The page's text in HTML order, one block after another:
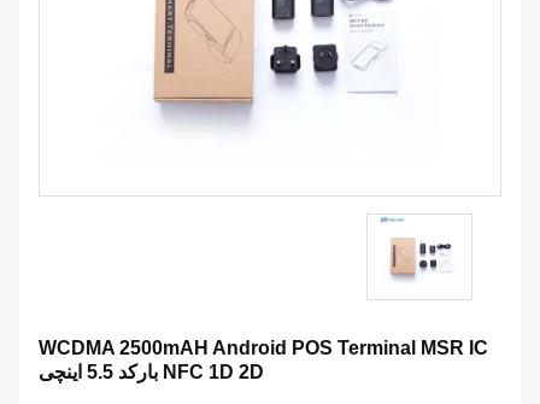
WCDMA 2500mAH Android POS Terminal MSR IC
NFC 1D 2D بارکد 5.5 اینچی